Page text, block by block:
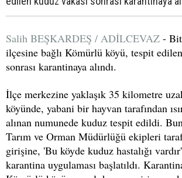
Salih BEŞKARDEŞ / ADİLCEVAZ -
ilçesine bağlı Kömürlü köyü, tespit
sonrası karantinaya alındı.
İlçe merkezine yaklaşık 35 kilometre
köyünde, yabani bir hayvan tarafından
alınan numunede kuduz tespit edildi.
Tarım ve Orman Müdürlüğü ekipleri
girişine, 'Bu köyde kuduz hastalığı vardır'
karantina uygulaması başlatıldı.